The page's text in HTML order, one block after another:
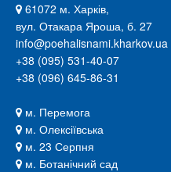
61072 м. Харків,
вул. Отакара Яроша, б. 27
info@poehalisnami.kharkov.ua
+38 (095) 531-40-07
+38 (096) 645-86-31
м. Перемога
м. Олексіївська
м. 23 Серпня
м. Ботанічний сад